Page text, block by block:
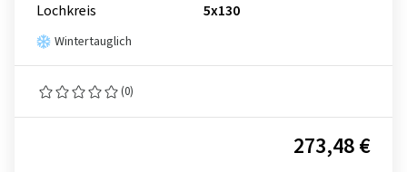
Lochkreis
5x130
Wintertauglich
(0)
273,48 €